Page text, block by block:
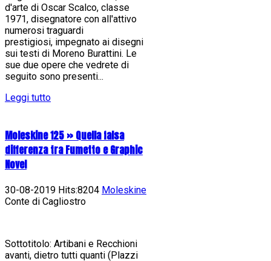
d'arte di Oscar Scalco, classe
1971, disegnatore con all'attivo
numerosi traguardi
prestigiosi, impegnato ai disegni
sui testi di Moreno Burattini. Le
sue due opere che vedrete di
seguito sono presenti...
Leggi tutto
Moleskine 125 » Quella falsa
differenza tra Fumetto e Graphic
Novel
30-08-2019 Hits:8204 Moleskine
Conte di Cagliostro
Sottotitolo: Artibani e Recchioni
avanti, dietro tutti quanti (Plazzi